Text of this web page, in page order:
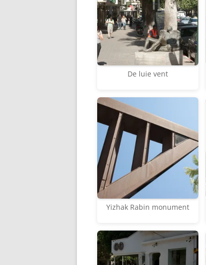
De luie vent
Yizhak Rabin monument